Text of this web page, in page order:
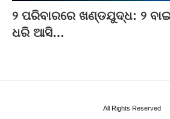
୨ ପରିବାରରେ ଖଣ୍ଡଯୁଦ୍ଧ: ୨
ଧରି ଆସି…
All Rights Reserved